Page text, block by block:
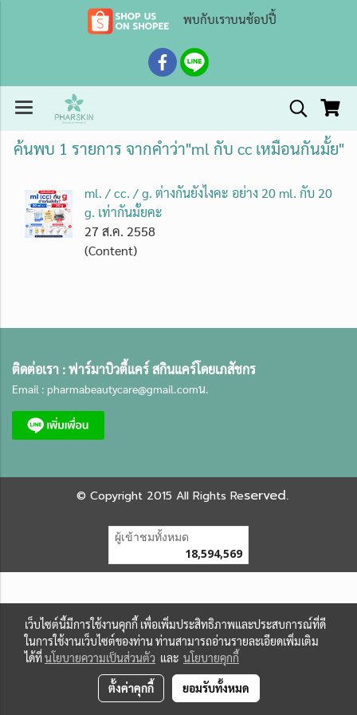
พบกับเราบนช้อปปี้
ค้นพบ 1 รายการ จากคำว่า"ml กับ cc เหมือนกันมั้ย"
ml. / cc. / g. ต่างกันยังไงคะ อย่าง 20 ml. กับ 20
g. เท่ากันมั้ยคะ
27 ส.ค. 2558
(Content)
ติดต่อเรา :ฟาร์มาบิวตี้แคร์ สกินแคร์โดยเภสัชกร
Email : pharmabeautycare@gmail.comน.
© Copyright 2015 All Rights Reserved.
ผู้เข้าชมทั้งหมด
18,594,569
เว็บไซต์นี้มีการใช้งานคุกกี้ เพื่อเพิ่มประสิทธิภาพและประสบการณ์ที่ดี
ในการใช้งานเว็บไซต์ของท่าน ท่านสามารถอ่านรายละเอียดเพิ่มเติม
ได้ที่นโยบายความเป็นส่วนตัว และ นโยบายคุกกี้
ตั้งค่าคุกกี้ ยอมรับทั้งหมด